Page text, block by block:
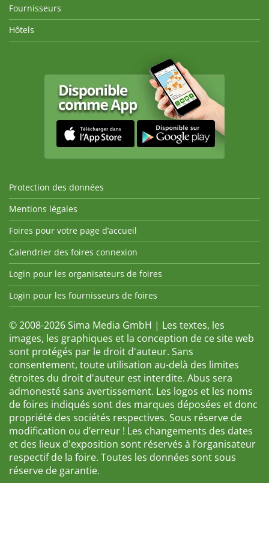
Fournisseurs
Hôtels
Protection des données
Mentions légales
Foires pour votre page d’accueil
Calendrier des foires connexion
Login pour les organisateurs de foires
Login pour les fournisseurs de foires
© 2008-2026 Sima Media GmbH | Les textes, les
images, les graphiques et la conception de ce site web
sont protégés par le droit d'auteur. Sans
consentement, toute utilisation au-delà des limites
étroites du droit d'auteur est interdite. Abus sera
admonesté sans avertissement. Les logos et les noms
de foires indiqués sont des marques déposées et donc
propriété des sociétés respectives. Sous réserve de
modification ou d’erreur ! Les changements des dates
et des lieux d'exposition sont réservés à l’organisateur
respectif de la foire. Toutes les données sont sous
réserve de garantie.